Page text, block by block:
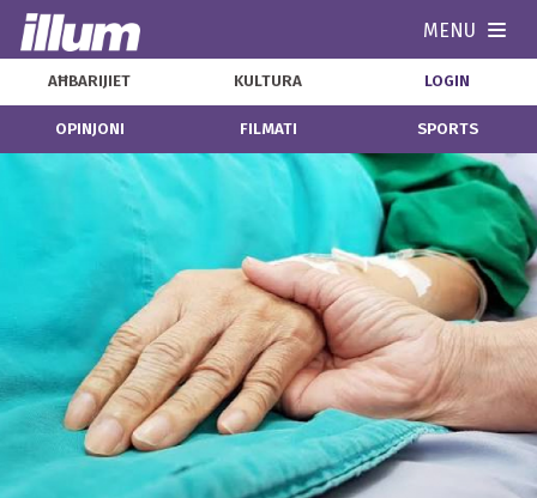
MENU
AĦBARIJIET KULTURA LOGIN
OPINJONI FILMATI SPORTS